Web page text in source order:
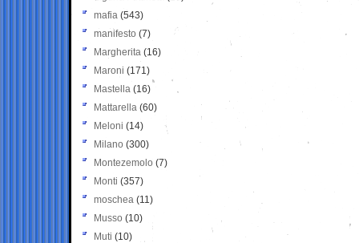
mafia (543)
manifesto (7)
Margherita (16)
Maroni (171)
Mastella (16)
Mattarella (60)
Meloni (14)
Milano (300)
Montezemolo (7)
Monti (357)
moschea (11)
Musso (10)
Muti (10)